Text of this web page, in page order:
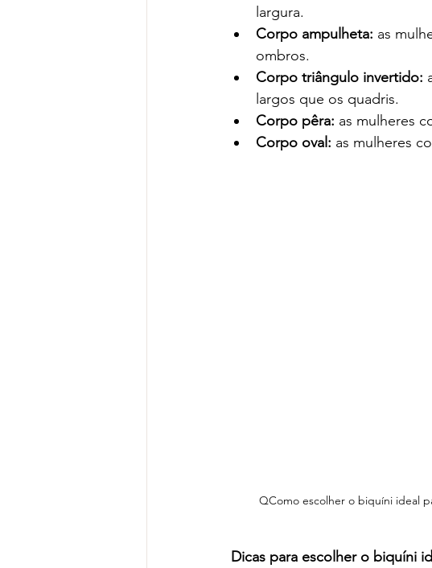
largura.
Corpo ampulheta: as
ombros.
Corpo triângulo invertido:
largos que os quadris.
Corpo pêra: as mulheres
Corpo oval: as mulheres
QComo escolher o biquíni ideal
Dicas para escolher o biquíni